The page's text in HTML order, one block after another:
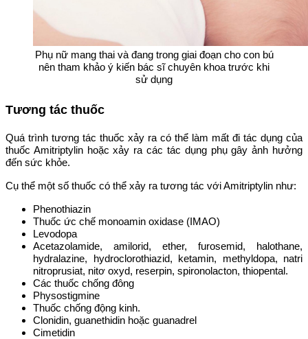
Phụ nữ mang thai và đang trong giai đoạn cho con bú
nên tham khảo ý kiến bác sĩ chuyên khoa trước khi
sử dụng
Tương tác thuốc
Quá trình tương tác thuốc xảy ra có thể làm mất đi tác dụng của
thuốc Amitriptylin hoặc xảy ra các tác dụng phụ gây ảnh hưởng
đến sức khỏe.
Cụ thể một số thuốc có thể xảy ra tương tác với Amitriptylin như:
Phenothiazin
Thuốc ức chế monoamin oxidase (IMAO)
Levodopa
Acetazolamide, amilorid, ether, furosemid, halothane,
hydralazine, hydroclorothiazid, ketamin, methyldopa, natri
nitroprusiat, nitơ oxyd, reserpin, spironolacton, thiopental.
Các thuốc chống đông
Physostigmine
Thuốc chống động kinh.
Clonidin, guanethidin hoặc guanadrel
Cimetidin